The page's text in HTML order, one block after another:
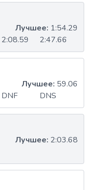
2:08.59 2:47.66
Лучшее: 1:54.29
DNF DNS
Лучшее: 59.06
Лучшее: 2:03.68